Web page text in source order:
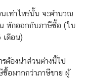
เท่าไหร่นั้น จะคำนวณ
หักออกกับภาษีซื้อ (ใบ
เดือน)
ต้องนำส่วนต่างนี้ไป
อมากกว่าภาษีขาย ผู้